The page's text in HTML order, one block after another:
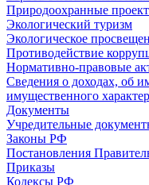
Природоохранные
Экологический туризм
Экологическое
Противодействие
Нормативно-правовые
Сведения о доходах, об
имущественного
Документы
Учредительные
Законы РФ
Постановления
Приказы
Кодексы РФ